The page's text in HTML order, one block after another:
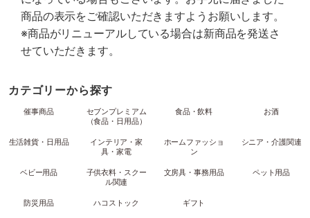
商品の表示をご確認いただきますようお願いします。
※商品がリニューアルしている場合は新商品を発送さ
せていただきます。
カテゴリーから探す
催事商品
セブンプレミアム
（食品・日用品）
食品・飲料 お酒
生活雑貨・日用品
インテリア・家
具・家電
ホームファッショ
ン
シニア・介護関連
ベビー用品
子供衣料・スクー
ル関連
文房具・事務用品 ペット用品
防災用品 ハコストック ギフト